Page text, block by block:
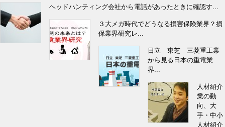
ヘッドハンティング会社から電話があったときに確認す...
３大メガ時代でどうなる損害保険業界？損
保業界研究レ...
日立 東芝 三菱重工業
から見る日本の重電業
界...
人材紹介
業の動
向、大
手・中小
人材紹介